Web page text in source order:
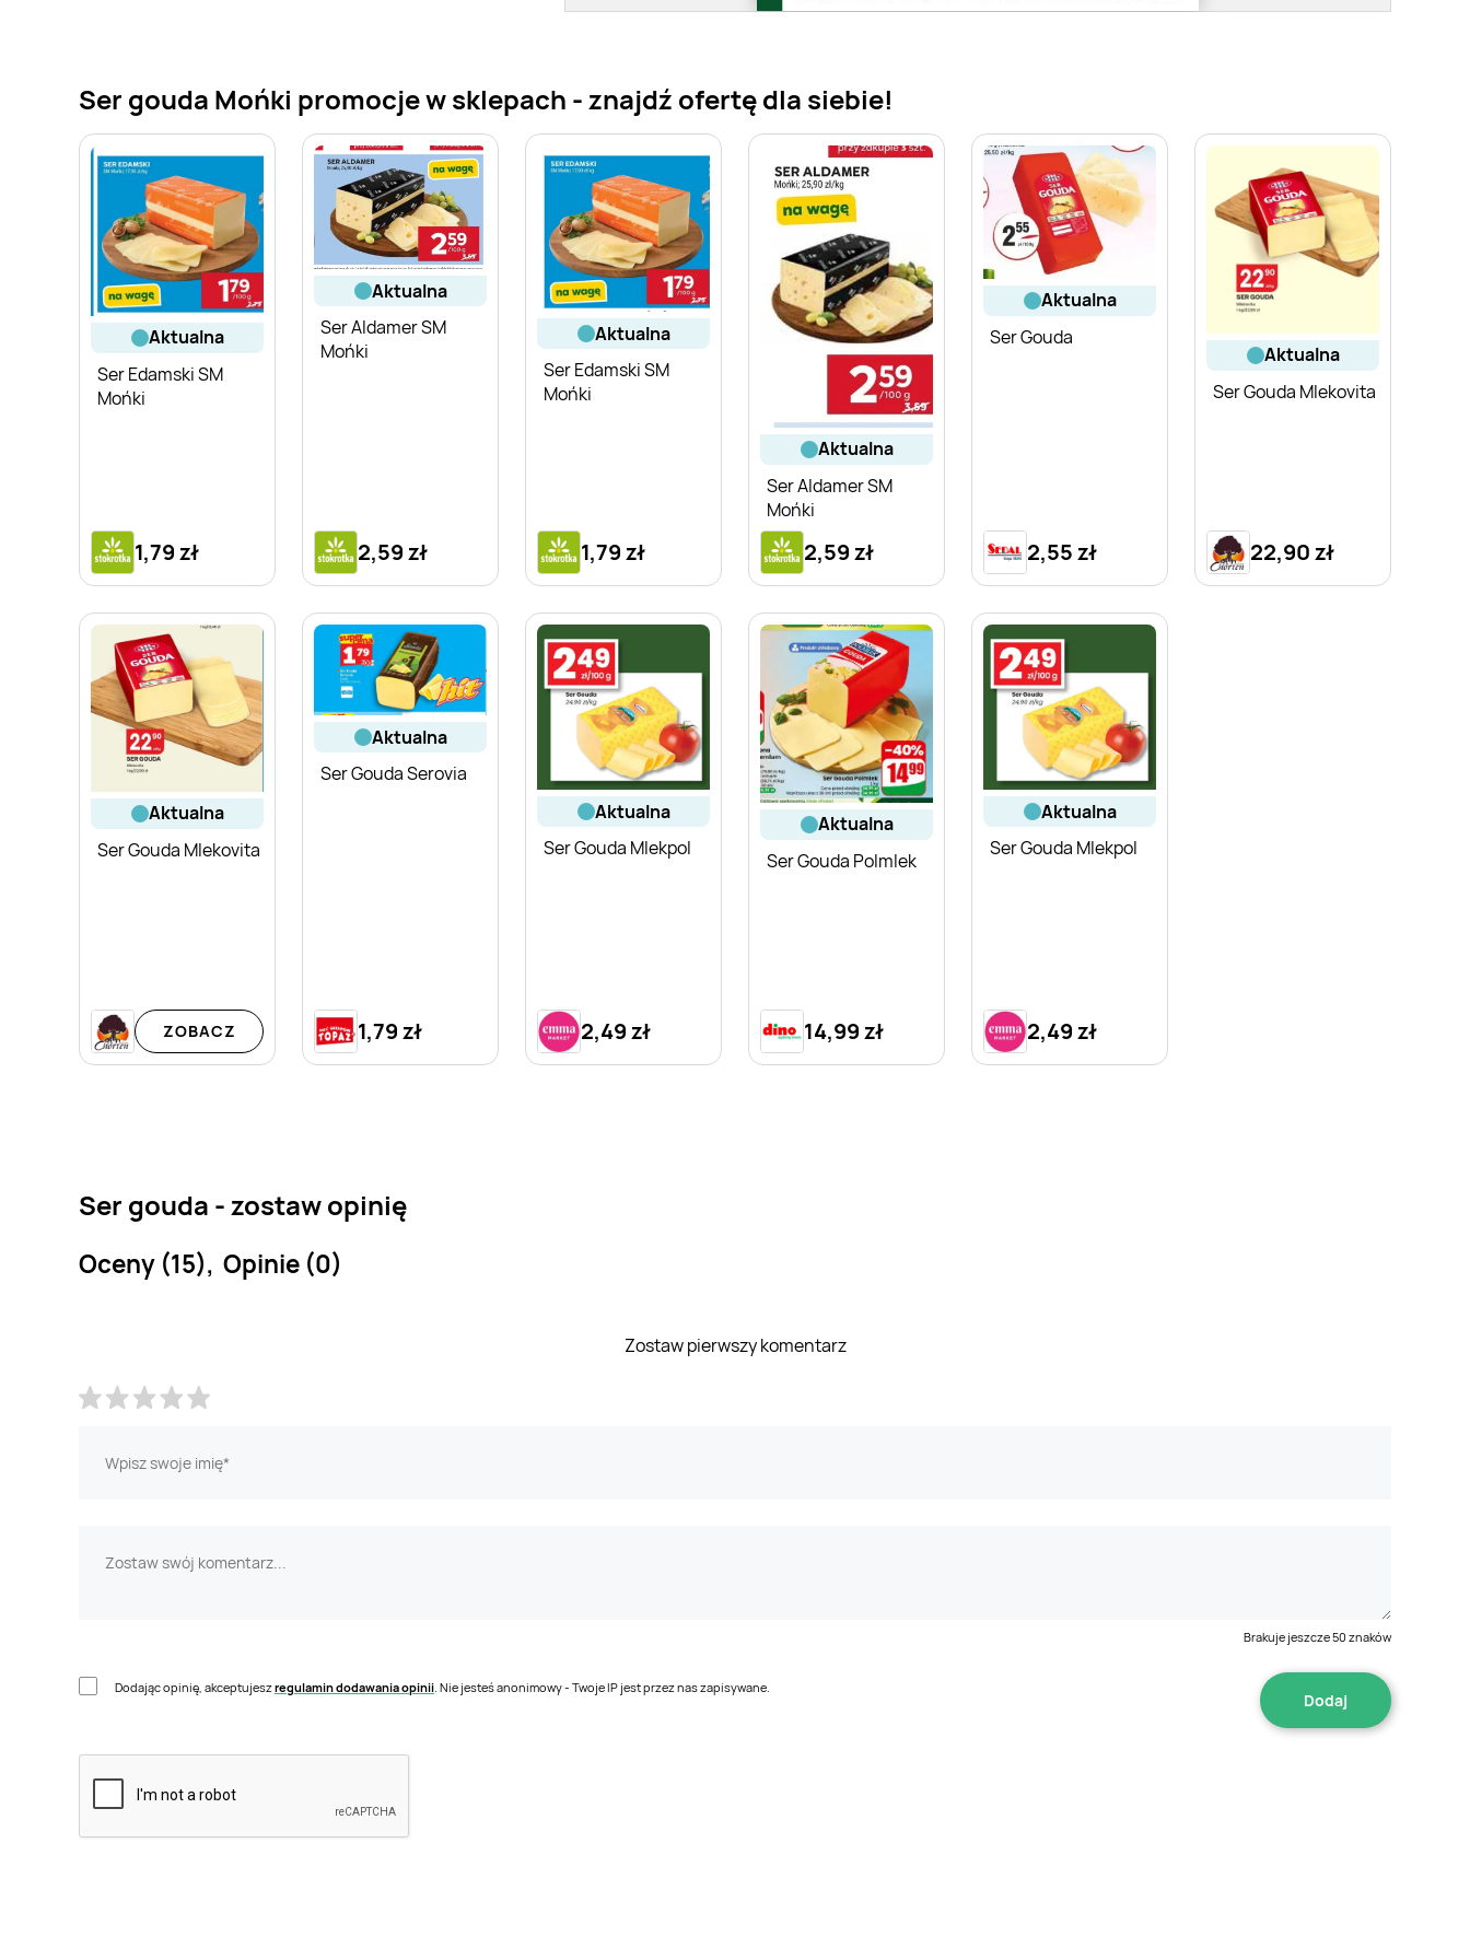
Ser gouda Mońki promocje w sklepach - znajdź ofertę dla siebie!
aktualna
Ser Edamski SM
Mońki
1,79 zł
aktualna
Ser Aldamer SM
Mońki
2,59 zł
aktualna
Ser Edamski SM
Mońki
1,79 zł
aktualna
Ser Aldamer SM
Mońki
2,59 zł
aktualna
Ser Gouda
2,55 zł
aktualna
Ser Gouda Mlekovita
22,90 zł
aktualna
Ser Gouda Mlekovita
ZOBACZ
aktualna
Ser Gouda Serovia
1,79 zł
aktualna
Ser Gouda Mlekpol
2,49 zł
aktualna
Ser Gouda Polmlek
14,99 zł
aktualna
Ser Gouda Mlekpol
2,49 zł
Ser gouda - zostaw opinię
Oceny (15), Opinie (0)
Zostaw pierwszy komentarz
Brakuje jeszcze50 znaków
Dodając opinię, akceptujeszregulamin dodawania opinii . Nie jesteś anonimowy - Twoje IP jest przez nas zapisywane.